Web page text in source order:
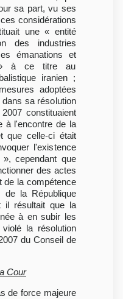
sa part, vu ses
considérations
une « entité
des industries
émanations et
» à ce titre au
iranien ;
adoptées
sa résolution
constituaient
à l'encontre de la
que celle-ci était
l'existence
cependant que
des actes
de la compétence
de la République
il résultait que la
à en subir les
la résolution
du Conseil de
Cour
de force majeure